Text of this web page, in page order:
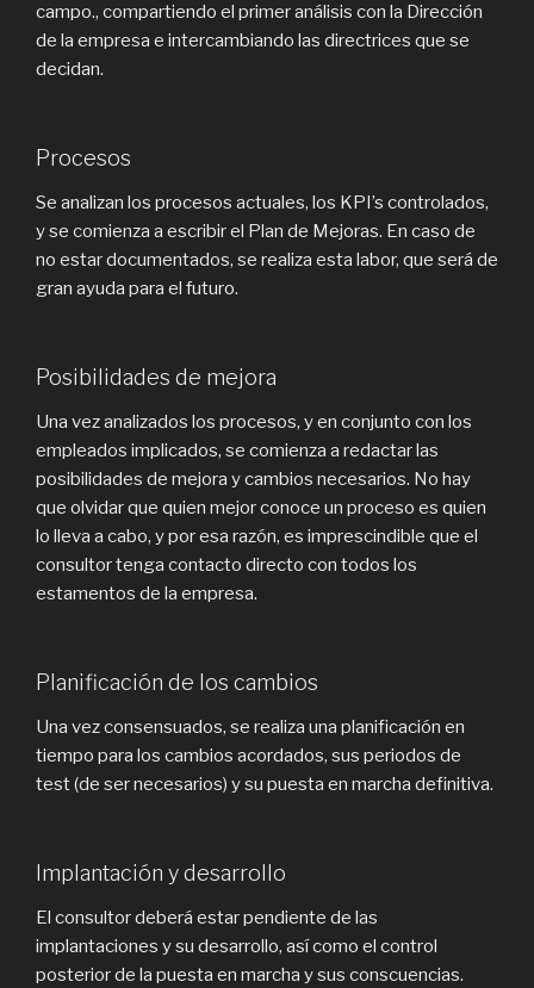
campo., compartiendo el primer análisis con la Dirección
de la empresa e intercambiando las directrices que se
decidan.
Procesos
Se analizan los procesos actuales, los KPI’s controlados,
y se comienza a escribir el Plan de Mejoras. En caso de
no estar documentados, se realiza esta labor, que será de
gran ayuda para el futuro.
Posibilidades de mejora
Una vez analizados los procesos, y en conjunto con los
empleados implicados, se comienza a redactar las
posibilidades de mejora y cambios necesarios. No hay
que olvidar que quien mejor conoce un proceso es quien
lo lleva a cabo, y por esa razón, es imprescindible que el
consultor tenga contacto directo con todos los
estamentos de la empresa.
Planificación de los cambios
Una vez consensuados, se realiza una planificación en
tiempo para los cambios acordados, sus periodos de
test (de ser necesarios) y su puesta en marcha definitiva.
Implantación y desarrollo
El consultor deberá estar pendiente de las
implantaciones y su desarrollo, así como el control
posterior de la puesta en marcha y sus conscuencias.